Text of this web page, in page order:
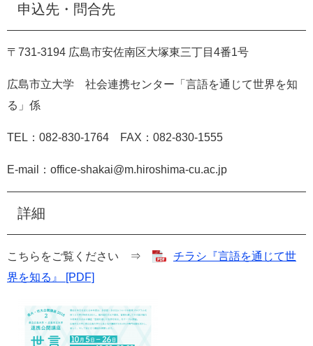
申込先・問合先
〒 731-3194 広島市安佐南区大塚東三丁目 4番1号
広島市立大学 社会連携センター「言語を通じて世界を知
る」係
TEL ： 082-830-1764 FAX ： 082-830-1555
E-mail ： office-shakai@m.hiroshima-cu.ac.jp
詳細
こちらをご覧ください ⇒
チラシ『言語を通じて世
界を知る』 [PDF]